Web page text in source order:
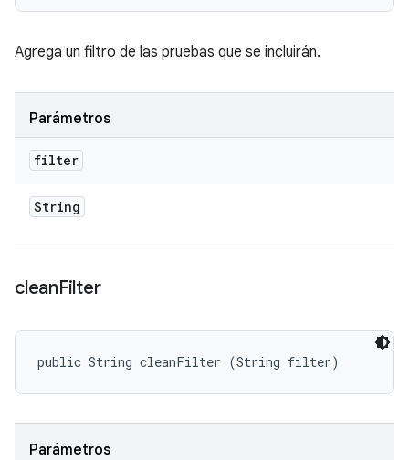
Agrega un filtro de las pruebas que se incluirán.
Parámetros
filter
String
cleanFilter
public String cleanFilter (String filter)
Parámetros